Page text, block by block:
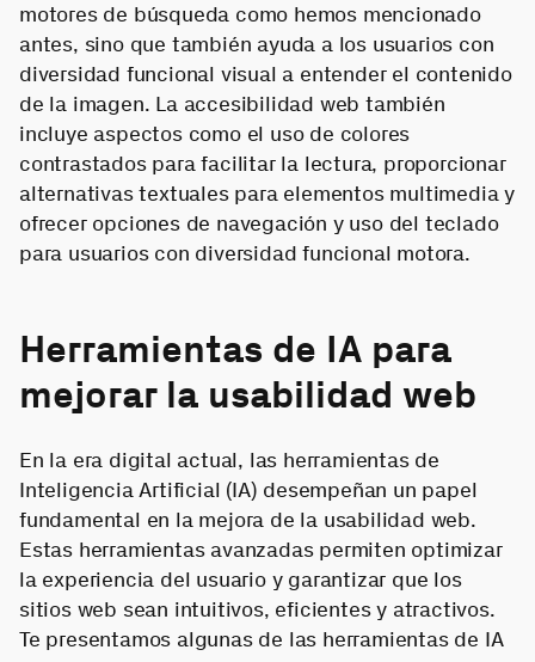
motores de búsqueda como hemos mencionado
antes, sino que también ayuda a los usuarios con
diversidad funcional visual a entender el contenido
de la imagen. La accesibilidad web también
incluye aspectos como el uso de colores
contrastados para facilitar la lectura, proporcionar
alternativas textuales para elementos multimedia y
ofrecer opciones de navegación y uso del teclado
para usuarios con diversidad funcional motora.
Herramientas de IA para
mejorar la usabilidad web
En la era digital actual, las herramientas de
Inteligencia Artificial (IA) desempeñan un papel
fundamental en la mejora de la usabilidad web.
Estas herramientas avanzadas permiten optimizar
la experiencia del usuario y garantizar que los
sitios web sean intuitivos, eficientes y atractivos.
Te presentamos algunas de las herramientas de IA